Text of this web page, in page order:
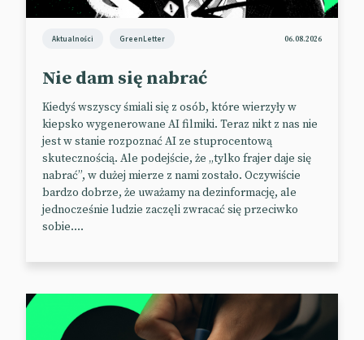
Nieodparty zapach prezydenta
Donald Trump posługuje się bojową retoryką nie
tylko w polityce, ale i w biznesie.
Aktualności GreenLetter 06.08.2026
Nie dam się nabrać
Kiedyś wszyscy śmiali się z osób, które wierzyły w
kiepsko wygenerowane AI filmiki. Teraz nikt z nas nie
jest w stanie rozpoznać AI ze stuprocentową
skutecznością. Ale podejście, że „tylko frajer daje się
nabrać”, w dużej mierze z nami zostało. Oczywiście
bardzo dobrze, że uważamy na dezinformację, ale
jednocześnie ludzie zaczęli zwracać się przeciwko
sobie....